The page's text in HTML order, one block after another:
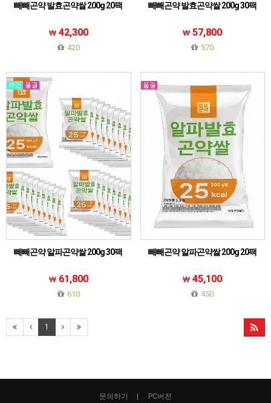
빼빼곤약 발효곤약쌀 200g 20팩
42,300
420
빼빼곤약 발효곤약쌀 200g 30팩
57,800
570
빼빼곤약 알파곤약쌀 200g 30팩
61,800
610
빼빼곤약 알파곤약쌀 200g 20팩
45,100
450
1
문의하기 PC버전